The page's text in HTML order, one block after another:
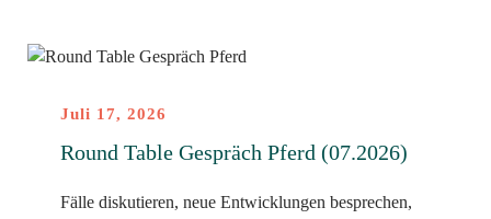
Juli 17, 2026
Round Table Gespräch Pferd (07.2026)
Fälle diskutieren, neue Entwicklungen besprechen,